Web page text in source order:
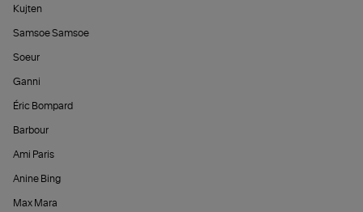
Kujten
Samsoe Samsoe
Soeur
Ganni
Éric Bompard
Barbour
Ami Paris
Anine Bing
Max Mara